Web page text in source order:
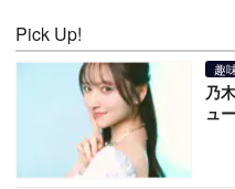
Pick Up!
趣
乃
ュー